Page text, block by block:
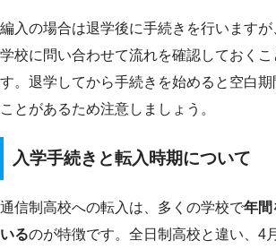
編入の場合は退学後に手続きを行います
学校に問い合わせて流れを確認しておくこ
す。退学してから手続きを始めると空白期
ことがあるため注意しましょう。
入学手続きと転入時期について
通信制高校への転入は、多くの学校で年間
いるのが特徴です。全日制高校と違い、4